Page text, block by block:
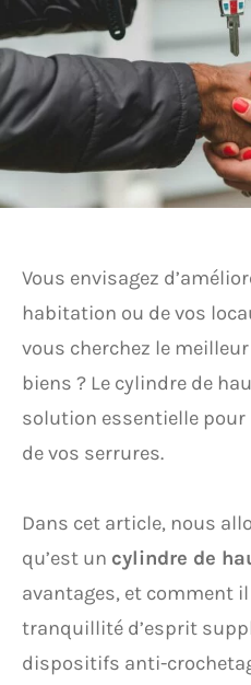
Vous envisagez
habitation ou de vos
vous cherchez le
biens ? Le cylindre de
solution essentielle
de vos serrures.
Dans cet article, nous
qu’est un cylindre de
avantages, et comment
tranquillité d’esprit
dispositifs anti-